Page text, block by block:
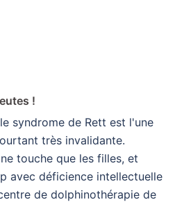
!
syndrome de Rett est l'une
très invalidante.
touche que les filles, et
avec déficience intellectuelle
de dolphinothérapie de